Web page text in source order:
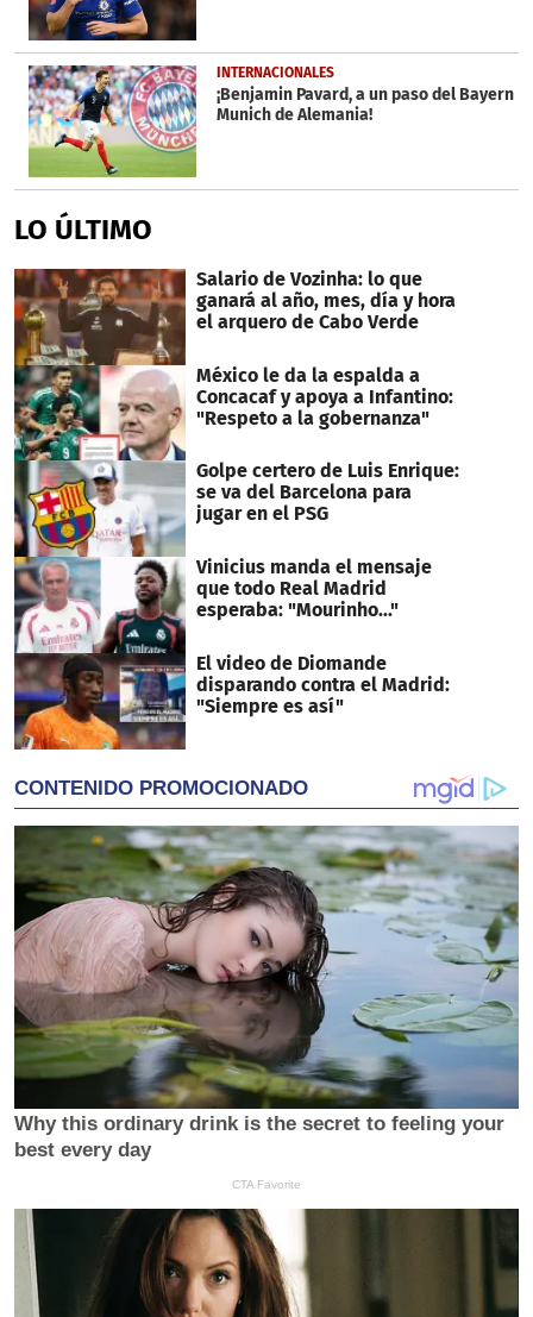
INTERNACIONALES
¡Benjamin Pavard, a un paso del Bayern
Munich de Alemania!
LO ÚLTIMO
Salario de Vozinha: lo que
ganará al año, mes, día y hora
el arquero de Cabo Verde
México le da la espalda a
Concacaf y apoya a Infantino:
"Respeto a la gobernanza"
Golpe certero de Luis Enrique:
se va del Barcelona para
jugar en el PSG
Vinicius manda el mensaje
que todo Real Madrid
esperaba: "Mourinho..."
El video de Diomande
disparando contra el Madrid:
"Siempre es así"